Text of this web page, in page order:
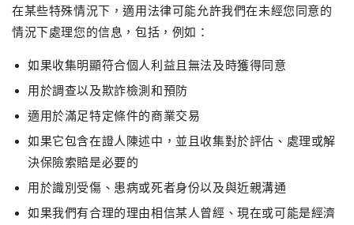
在某些特殊情況下，適用法律可能允許我們在未經您同意的
情況下處理您的信息，包括，例如：
如果收集明顯符合個人利益且無法及時獲得同意
用於調查以及欺詐檢測和預防
適用於滿足特定條件的商業交易
如果它包含在證人陳述中，並且收集對於評估、處理或解
決保險索賠是必要的
用於識別受傷、患病或死者身份以及與近親溝通
如果我們有合理的理由相信某人曾經、現在或可能是經濟